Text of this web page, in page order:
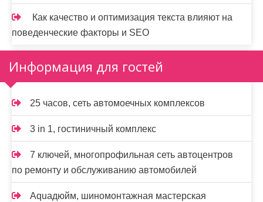
Как качество и оптимизация текста влияют на
поведенческие факторы и SEO
Информация для гостей
25 часов, сеть автомоечных комплексов
3 in 1, гостиничный комплекс
7 ключей, многопрофильная сеть автоцентров
по ремонту и обслуживанию автомобилей
Aquaдюйм, шиномонтажная мастерская